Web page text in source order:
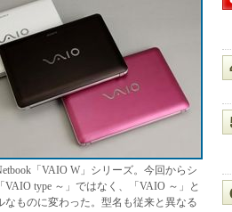
「VAIO W」シリーズ。今回からシ
VAIO type ～」ではなく、「VAIO ～」と
なものに変わった。型名も従来と異なる